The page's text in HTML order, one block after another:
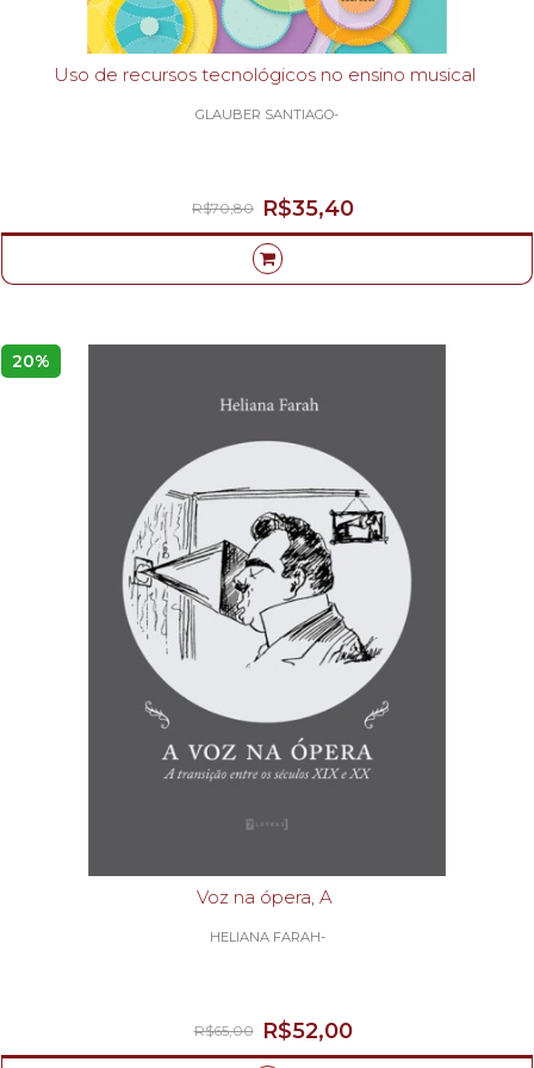
Uso de recursos tecnológicos no ensino musical
GLAUBER SANTIAGO-
R$35,40
R$70,80
20%
Voz na ópera, A
HELIANA FARAH-
R$52,00
R$65,00